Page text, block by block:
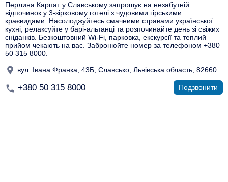
Перлина Карпат у Славському запрошує на незабутній
відпочинок у 3-зірковому готелі з чудовими гірськими
краєвидами. Насолоджуйтесь смачними стравами української
кухні, релаксуйте у барі-альтанці та розпочинайте день зі свіжих
сніданків. Безкоштовний Wi-Fi, парковка, екскурсії та теплий
прийом чекають на вас. Забронюйте номер за телефоном +380
50 315 8000.
вул. Івана Франка, 43Б, Славсько, Львівська область, 82660
+380 50 315 8000 Подзвонити